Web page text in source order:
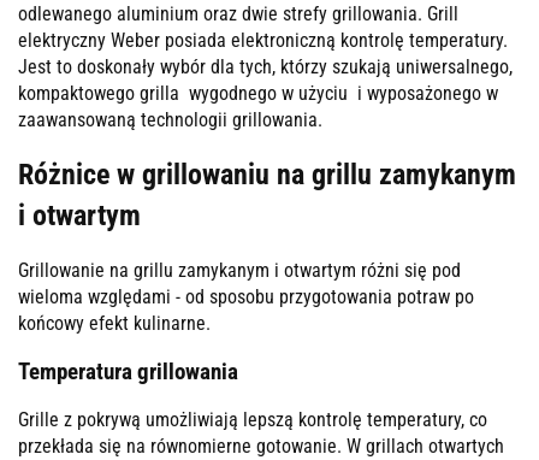
odlewanego aluminium oraz dwie strefy grillowania. Grill
elektryczny Weber posiada elektroniczną kontrolę temperatury.
Jest to doskonały wybór dla tych, którzy szukają uniwersalnego,
kompaktowego grilla wygodnego w użyciu i wyposażonego w
zaawansowaną technologii grillowania.
Różnice w grillowaniu na grillu zamykanym
i otwartym
Grillowanie na grillu zamykanym i otwartym różni się pod
wieloma względami - od sposobu przygotowania potraw po
końcowy efekt kulinarne.
Temperatura grillowania
Grille z pokrywą umożliwiają lepszą kontrolę temperatury, co
przekłada się na równomierne gotowanie. W grillach otwartych